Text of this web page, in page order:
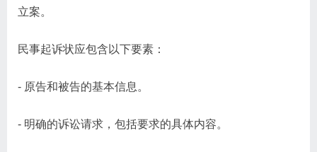
立案。
民事起诉状应包含以下要素：
- 原告和被告的基本信息。
- 明确的诉讼请求，包括要求的具体内容。